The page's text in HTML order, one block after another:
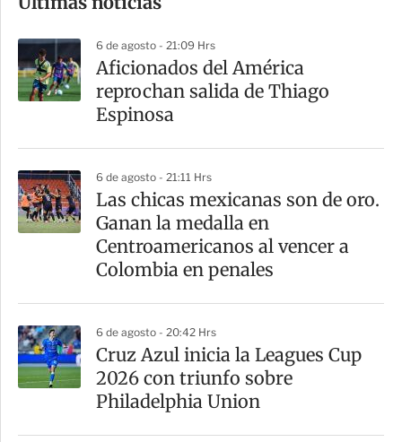
m
r
t
6 de agosto - 21:09 Hrs
Aficionados del América
reprochan salida de Thiago
Espinosa
6 de agosto - 21:11 Hrs
Las chicas mexicanas son de oro.
Ganan la medalla en
Centroamericanos al vencer a
Colombia en penales
6 de agosto - 20:42 Hrs
Cruz Azul inicia la Leagues Cup
2026 con triunfo sobre
Philadelphia Union